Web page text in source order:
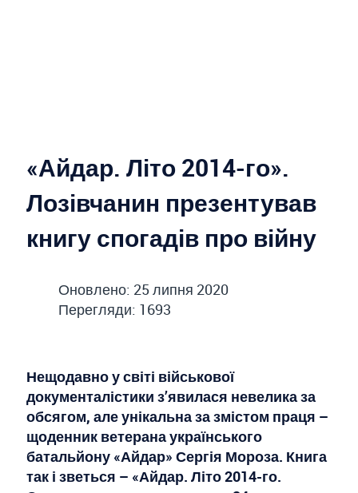
«Айдар. Літо 2014-го».
Лозівчанин презентував
книгу спогадів про війну
Оновлено: 25 липня 2020
Перегляди: 1693
Нещодавно у світі військової
документалістики з’явилася невелика за
обсягом, але унікальна за змістом праця –
щоденник ветерана українського
батальйону «Айдар» Сергія Мороза. Книга
так і зветься – «Айдар. Літо 2014-го.